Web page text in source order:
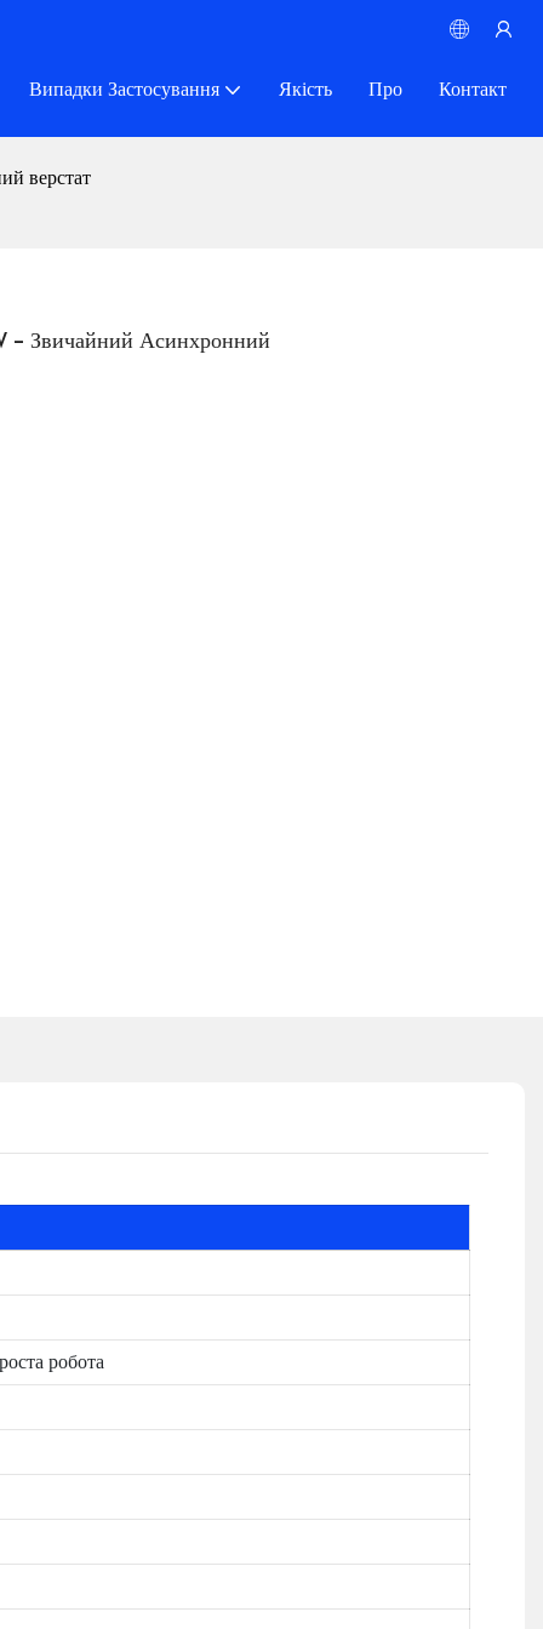
Випадки Застосування Якість Про Контакт
верстат
- Звичайний Асинхронний
робота